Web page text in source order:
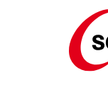
Home